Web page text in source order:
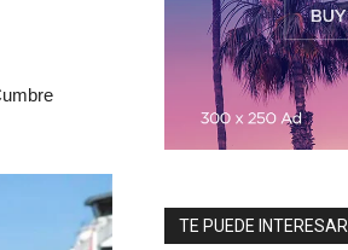
TE PUEDE INTERESAR